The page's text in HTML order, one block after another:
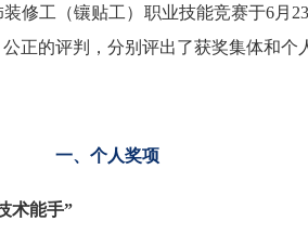
修工（镶贴工）职业技能竞赛于6月
正的评判，分别评出了获奖集体和个
一、个人奖项
术能手”